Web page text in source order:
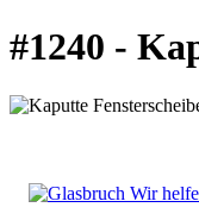
#1240 -